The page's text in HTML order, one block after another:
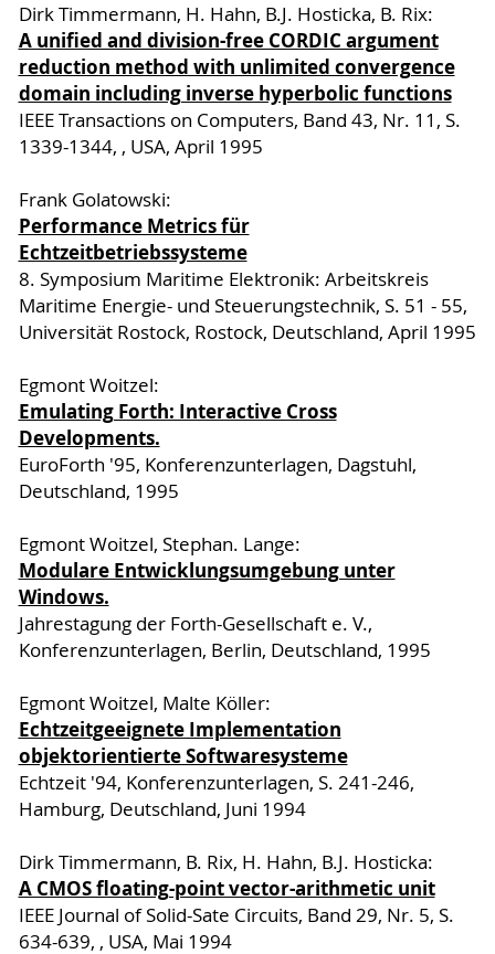
Dirk Timmermann, H. Hahn, B.J. Hosticka, B. Rix:
A unified and division-free CORDIC argument
reduction method with unlimited convergence
domain including inverse hyperbolic functions
IEEE Transactions on Computers, Band 43, Nr. 11, S.
1339-1344, , USA, April 1995
Frank Golatowski:
Performance Metrics für
Echtzeitbetriebssysteme
8. Symposium Maritime Elektronik: Arbeitskreis
Maritime Energie- und Steuerungstechnik, S. 51 - 55,
Universität Rostock, Rostock, Deutschland, April 1995
Egmont Woitzel:
Emulating Forth: Interactive Cross
Developments.
EuroForth '95, Konferenzunterlagen, Dagstuhl,
Deutschland, 1995
Egmont Woitzel, Stephan. Lange:
Modulare Entwicklungsumgebung unter
Windows.
Jahrestagung der Forth-Gesellschaft e. V.,
Konferenzunterlagen, Berlin, Deutschland, 1995
Egmont Woitzel, Malte Köller:
Echtzeitgeeignete Implementation
objektorientierte Softwaresysteme
Echtzeit '94, Konferenzunterlagen, S. 241-246,
Hamburg, Deutschland, Juni 1994
Dirk Timmermann, B. Rix, H. Hahn, B.J. Hosticka:
A CMOS floating-point vector-arithmetic unit
IEEE Journal of Solid-Sate Circuits, Band 29, Nr. 5, S.
634-639, , USA, Mai 1994